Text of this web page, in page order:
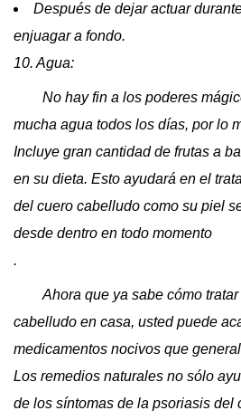
Después de dejar actuar
enjuagar a fondo.
10. Agua:
No hay fin a los poderes
mucha agua todos los días, por lo
Incluye gran cantidad de frutas a
en su dieta. Esto ayudará en el
del cuero cabelludo como su piel
desde dentro en todo momento
.
Ahora que ya sabe cómo
cabelludo en casa, usted puede
medicamentos nocivos que
Los remedios naturales no sólo
de los síntomas de la psoriasis del